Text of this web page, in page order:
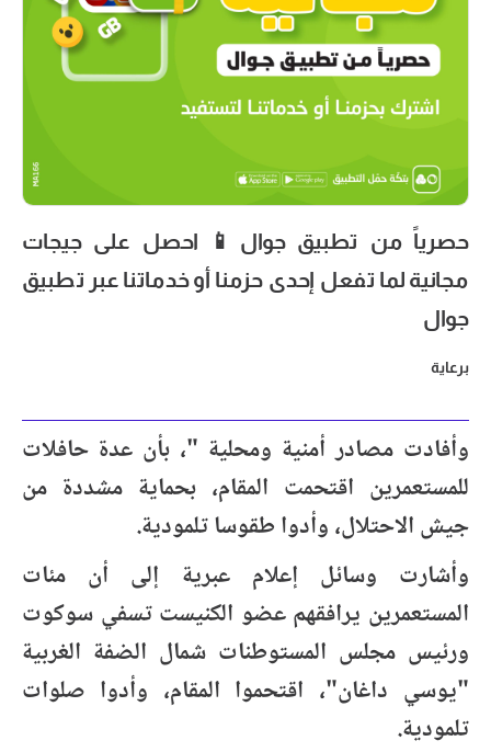
حصرياً من تطبيق جوال📱 احصل على جيجات
مجانية لما تفعل إحدى حزمنا أو خدماتنا عبر تطبيق
جوال
برعاية
وأفادت مصادر أمنية ومحلية "، بأن عدة حافلات
للمستعمرين اقتحمت المقام، بحماية مشددة من
جيش الاحتلال، وأدوا طقوسا تلمودية.
وأشارت وسائل إعلام عبرية إلى أن مئات
المستعمرين يرافقهم عضو الكنيست تسفي سوكوت
ورئيس مجلس المستوطنات شمال الضفة الغربية
"يوسي داغان"، اقتحموا المقام، وأدوا صلوات
تلمودية.